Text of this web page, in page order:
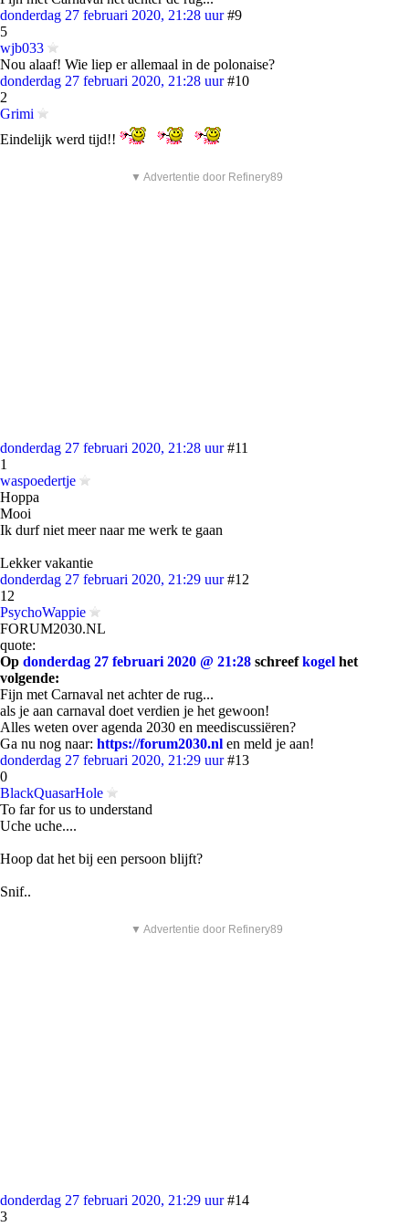
donderdag 27 februari 2020, 21:28 uur #9
5
wjb033
Nou alaaf! Wie liep er allemaal in de polonaise?
donderdag 27 februari 2020, 21:28 uur #10
2
Grimi
Eindelijk werd tijd!!
▼ Advertentie door Refinery89
donderdag 27 februari 2020, 21:28 uur #11
1
waspoedertje
Hoppa
Mooi
Ik durf niet meer naar me werk te gaan
Lekker vakantie
donderdag 27 februari 2020, 21:29 uur #12
12
PsychoWappie
FORUM2030.NL
quote:
Op donderdag 27 februari 2020 @ 21:28 schreefkogel het
volgende:
Fijn met Carnaval net achter de rug...
als je aan carnaval doet verdien je het gewoon!
Alles weten over agenda 2030 en meediscussiëren?
Ga nu nog naar: https://forum2030.nl en meld je aan!
donderdag 27 februari 2020, 21:29 uur #13
0
BlackQuasarHole
To far for us to understand
Uche uche....
Hoop dat het bij een persoon blijft?
Snif..
▼ Advertentie door Refinery89
donderdag 27 februari 2020, 21:29 uur #14
3